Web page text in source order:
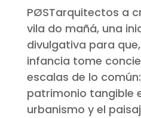
PØSTarquitectos a
vila do mañá, una
divulgativa para
infancia tome
escalas de lo
patrimonio tangible
urbanismo y el